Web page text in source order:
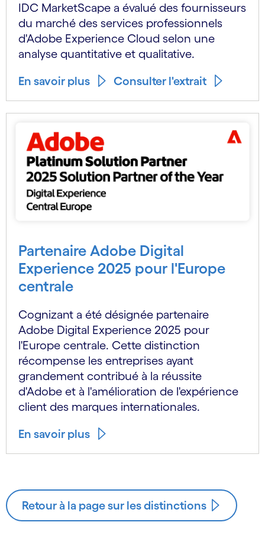
IDC MarketScape a évalué des fournisseurs
du marché des services professionnels
d'Adobe Experience Cloud selon une
analyse quantitative et qualitative.
En savoir plus Consulter l'extrait
Partenaire Adobe Digital
Experience 2025 pour l'Europe
centrale
Cognizant a été désignée partenaire
Adobe Digital Experience 2025 pour
l'Europe centrale. Cette distinction
récompense les entreprises ayant
grandement contribué à la réussite
d'Adobe et à l'amélioration de l'expérience
client des marques internationales.
En savoir plus
Retour à la page sur les distinctions